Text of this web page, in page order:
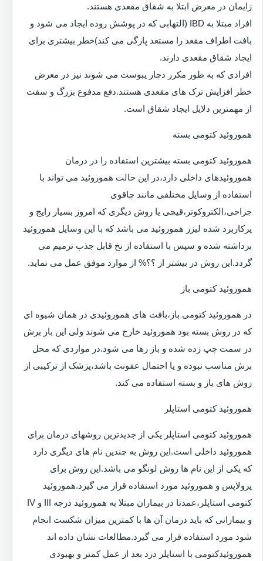
زایمان در معرض ابتلا به شقاق مقعدی هستند.
افراد مبتلا به IBD (التهابی که در پوشش روده ایجاد می شود و
بافت اطراف مقعد را مستعد پارگی می کند)خطر بیشتری برای
ایجاد شقاق مقعدی دارند.
افرادی که به طور مکرر دچار یبوست می شوند نیز در معرض
خطر افزایش ترک های مقعدی هستند.دفع مدفوع بزرگ و سفت
از مهمترین دلایل ایجاد شقاق است.
هموروئید کتومی بسته
هموروئید کتومی بسته بیشترین استفاده را در درمان
هموروئیدهای داخلی دارد،در این حالت هموروئید می تواند با
استفاده از وسایل مختلفی مانند چاقوی
جراحی،الکتروکوتر،قیچی یا روش دیگری که امروز بسیار رایج و
پرکاربرد شده لیزر هموروئید می باشد که با این وسایل هموروئید
برداشته شده و سپس با استفاده از نخ قابل جذب ترمیم می
گردد.این روش در بیشتر از ؟؟% از موارد موفق عمل می نماید.
هموروئید کتومی باز
در هموروئید کتومی باز،بافت های هموروئیدی در همان شیوه ای
که در روش بسته بود هموروئید خارج می شوند ولی این بار برش
در سمت چپ زده شده و باز رها می شود.در مواردی که محل
برش مناسب نبوده و یا احتمال عفونت باشد،پزشک از ترکیبی از
روش های باز و بسته استفاده می کند.
هموروئید کتومی استاپلر
هموروئید کتومی استاپلر یکی از جدیدترین روشهای درمان برای
هموروئید داخلی است.این روش به چندین نام های دیگری دارد
که یکی از این نام ها روش لونگو می باشد.این روش برای
پرولاپس و هموروئید مورد استفاده قرار می گیرد.هموروئید
کتومی استاپلر،عمدتا در بیماران مبتلا به هموروئید درجه III و IV
و بیمارانی که باید درمان آن ها با کمترین میزان شکست انجام
شود مورد استفاده قرار می گیرد.مطالعات نشان داده اند
هموروئیدکتومی با استاپلر درد بعد از عمل کمتر و بهبودی